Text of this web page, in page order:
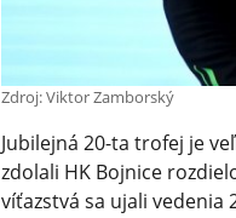
Zdroj: Viktor Zamborský
Jubilejná 20-ta trofej je
zdolali HK Bojnice
víťazstvá sa ujali vedenia